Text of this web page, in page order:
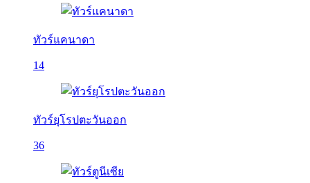
ทัวร์แคนาดา
14
ทัวร์ยุโรปตะวันออก
36